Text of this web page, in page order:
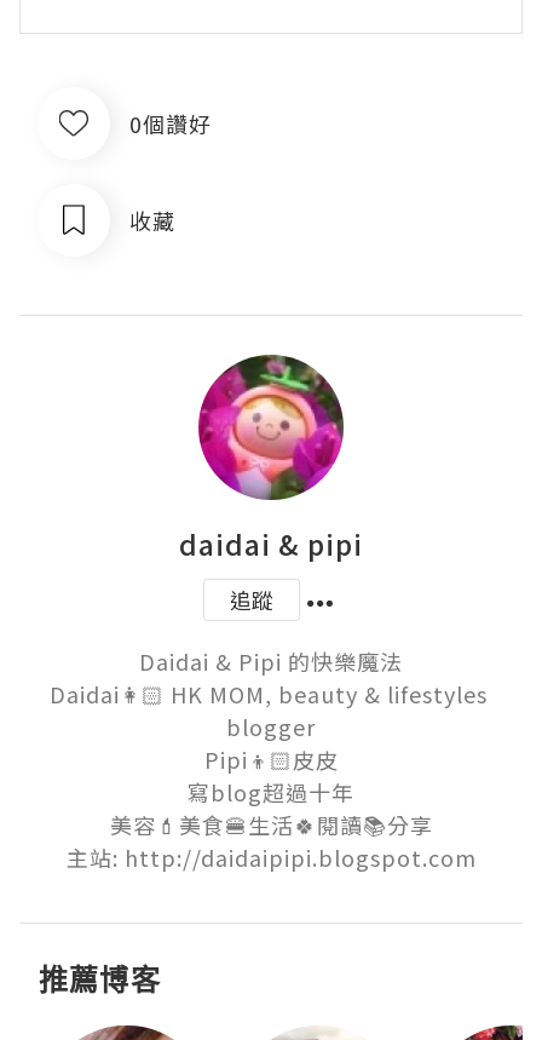
0個讚好
收藏
daidai & pipi
追蹤
Daidai & Pipi 的快樂魔法
Daidai👩🏻 HK MOM, beauty & lifestyles
blogger
Pipi👦🏻皮皮
寫blog超過十年
美容💄美食🍔生活🍀閱讀📚分享
主站: http://daidaipipi.blogspot.com
推薦博客